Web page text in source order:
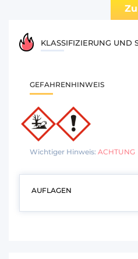
KLASSIFIZIERUNG UND
GEFAHRENHINWEIS
Wichtiger Hinweis: ACHTUNG
AUFLAGEN